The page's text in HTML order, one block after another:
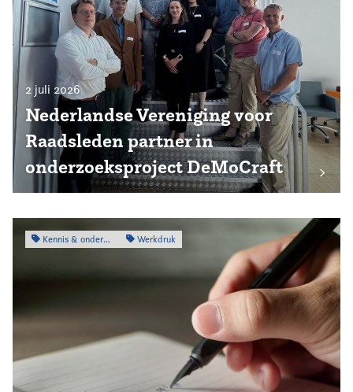
2 juli 2026
Nederlandse Vereniging voor
Raadsleden partner in
onderzoeksproject DeMoCraft
Kennis & onderzoek Werkdruk